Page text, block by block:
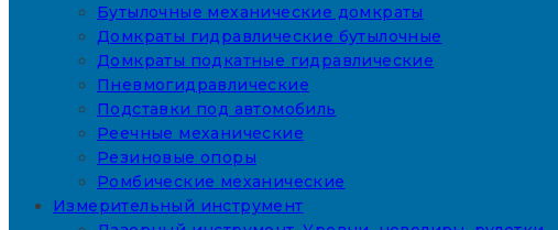
Бутылочные механические домкраты
Домкраты гидравлические бутылочные
Домкраты подкатные гидравлические
Пневмогидравлические
Подставки под автомобиль
Реечные механические
Резиновые опоры
Ромбические механические
Измерительный инструмент